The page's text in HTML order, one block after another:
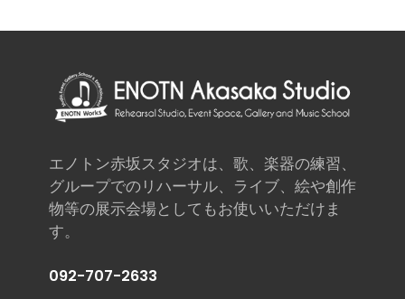
エノトン赤坂スタジオは、歌、楽器の練習、
グループでのリハーサル、ライブ、絵や創作
物等の展示会場としてもお使いいただけま
す。
092-707-2633